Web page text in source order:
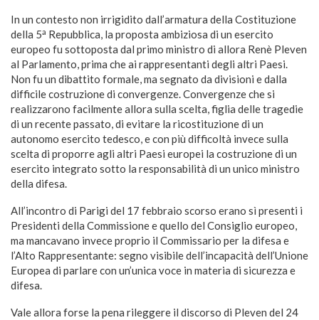
In un contesto non irrigidito dall’armatura della Costituzione
della 5a Repubblica, la proposta ambiziosa di un esercito
europeo fu sottoposta dal primo ministro di allora Renè Pleven
al Parlamento, prima che ai rappresentanti degli altri Paesi.
Non fu un dibattito formale, ma segnato da divisioni e dalla
difficile costruzione di convergenze. Convergenze che si
realizzarono facilmente allora sulla scelta, figlia delle tragedie
di un recente passato, di evitare la ricostituzione di un
autonomo esercito tedesco, e con più difficoltà invece sulla
scelta di proporre agli altri Paesi europei la costruzione di un
esercito integrato sotto la responsabilità di un unico ministro
della difesa.
All’incontro di Parigi del 17 febbraio scorso erano sì presenti i
Presidenti della Commissione e quello del Consiglio europeo,
ma mancavano invece proprio il Commissario per la difesa e
l’Alto Rappresentante: segno visibile dell’incapacità dell’Unione
Europea di parlare con un’unica voce in materia di sicurezza e
difesa.
Vale allora forse la pena rileggere il discorso di Pleven del 24